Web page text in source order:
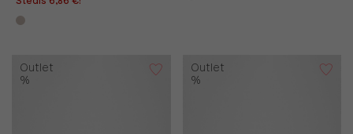
Outlet
%
Outlet
%